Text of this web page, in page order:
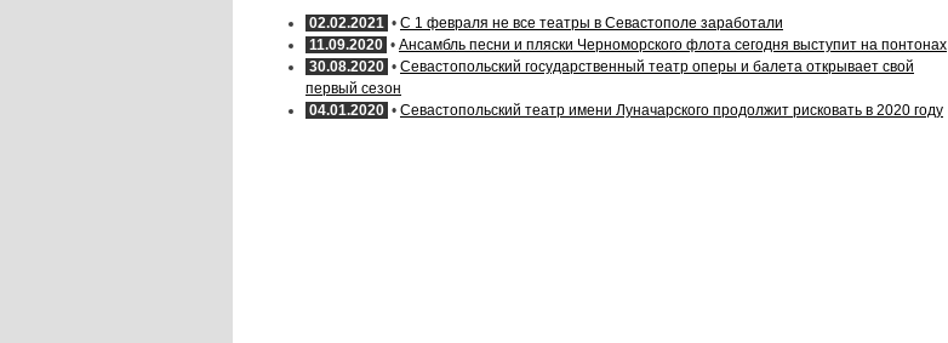
02.02.2021 • C 1 февраля не все театры в Севастополе заработали
11.09.2020 • Ансамбль песни и пляски Черноморского флота сегодня выступит на понтонах
30.08.2020 • Севастопольский государственный театр оперы и балета открывает свой
первый сезон
04.01.2020 • Севастопольский театр имени Луначарского продолжит рисковать в 2020 году